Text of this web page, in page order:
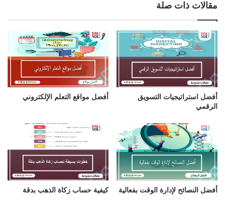
د
ك
ا
ل
ت
و
ي
مقالات ذات صلة
أفضل استراتيجيات التسويق
الرقمي
أفضل مواقع التعلم الإلكتروني
أفضل النصائح لإدارة الوقت بفعالية كيفية حساب زكاة الذهب بدقة